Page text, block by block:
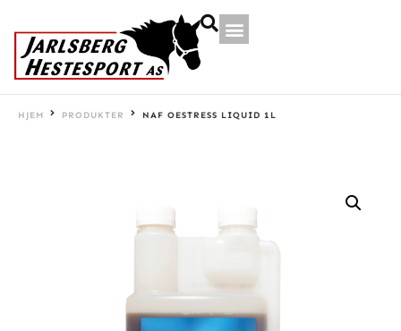
HJEM PRODUKTER NAF OESTRESS LIQUID 1L